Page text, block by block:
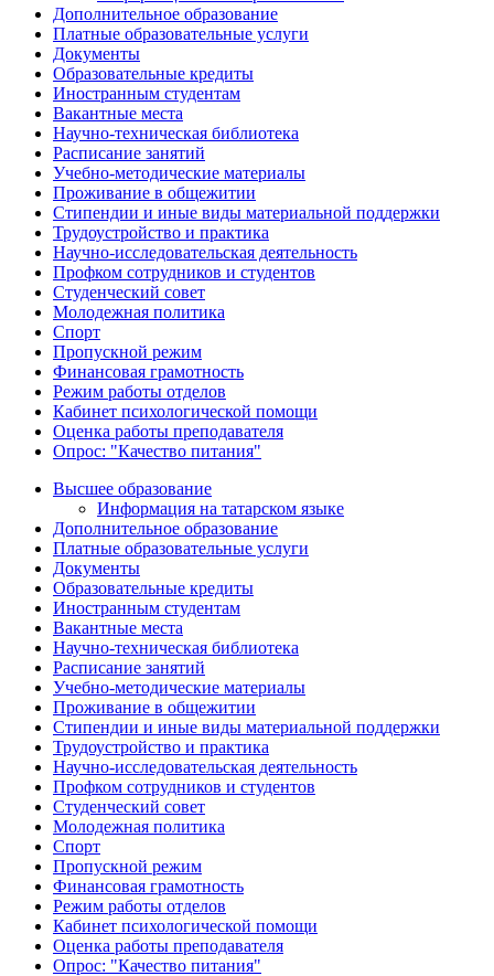
Дополнительное образование
Платные образовательные услуги
Документы
Образовательные кредиты
Иностранным студентам
Вакантные места
Научно-техническая библиотека
Расписание занятий
Учебно-методические материалы
Проживание в общежитии
Стипендии и иные виды материальной поддержки
Трудоустройство и практика
Научно-исследовательская деятельность
Профком сотрудников и студентов
Студенческий совет
Молодежная политика
Спорт
Пропускной режим
Финансовая грамотность
Режим работы отделов
Кабинет психологической помощи
Оценка работы преподавателя
Опрос: "Качество питания"
Высшее образование
Информация на татарском языке
Дополнительное образование
Платные образовательные услуги
Документы
Образовательные кредиты
Иностранным студентам
Вакантные места
Научно-техническая библиотека
Расписание занятий
Учебно-методические материалы
Проживание в общежитии
Стипендии и иные виды материальной поддержки
Трудоустройство и практика
Научно-исследовательская деятельность
Профком сотрудников и студентов
Студенческий совет
Молодежная политика
Спорт
Пропускной режим
Финансовая грамотность
Режим работы отделов
Кабинет психологической помощи
Оценка работы преподавателя
Опрос: "Качество питания"